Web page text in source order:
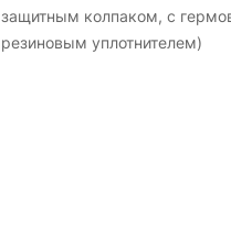
защитным колпаком, с
резиновым уплотнителем)